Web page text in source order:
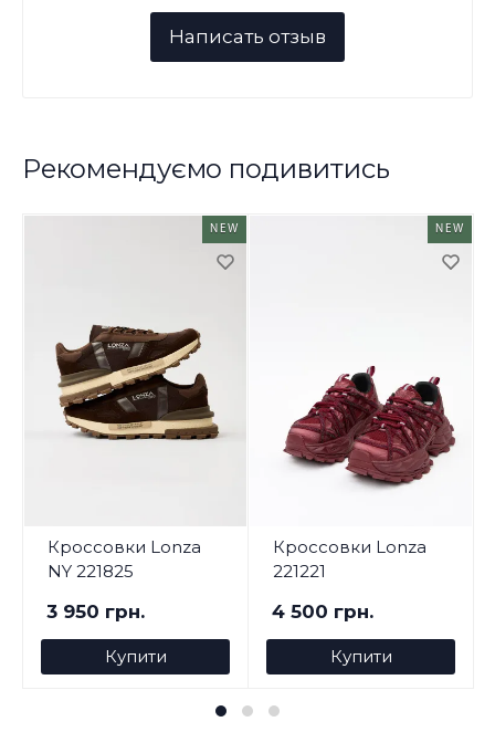
Рекомендуємо подивитись
NEW
Кроссовки Lonza
NY 221825
3 950 грн.
Купити
NEW
Кроссовки Lonza
221221
4 500 грн.
Купити